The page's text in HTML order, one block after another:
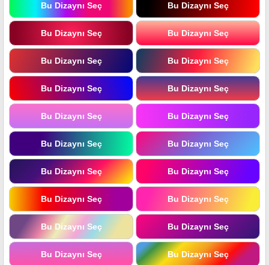
Bu Dizaynı Seç Bu Dizaynı Seç
Bu Dizaynı Seç Bu Dizaynı Seç
Bu Dizaynı Seç Bu Dizaynı Seç
Bu Dizaynı Seç Bu Dizaynı Seç
Bu Dizaynı Seç Bu Dizaynı Seç
Bu Dizaynı Seç Bu Dizaynı Seç
Bu Dizaynı Seç Bu Dizaynı Seç
Bu Dizaynı Seç Bu Dizaynı Seç
Bu Dizaynı Seç Bu Dizaynı Seç
Bu Dizaynı Seç Bu Dizaynı Seç